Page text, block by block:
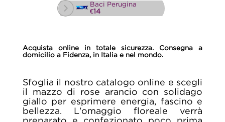
Baci Perugina
€14
Acquista online in totale sicurezza. Consegna a
domicilio a Fidenza, in Italia e nel mondo.
Sfoglia il nostro catalogo online e scegli
il mazzo di rose arancio con solidago
giallo per esprimere energia, fascino e
bellezza. L'omaggio floreale verrà